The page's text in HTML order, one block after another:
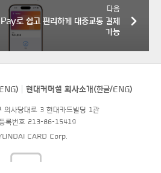
다음
로 쉽고 편리하게 대중교통 결제
가능
ENG) 현대커머셜 회사소개(한글/ENG)
의사당대로 3 현대카드빌딩 1관
록번호 213-86-15419
CARD Corp.